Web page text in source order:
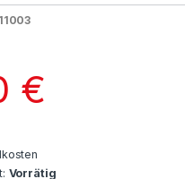
€
Vorrätig